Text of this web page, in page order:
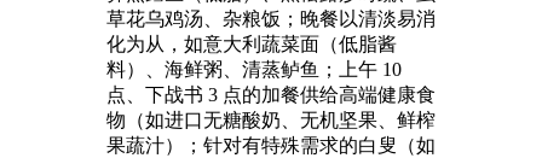
草花乌鸡汤、杂粮饭；晚餐以清淡易消
化为从，如意大利蔬菜面（低脂酱
料）、海鲜粥、清蒸鲈鱼；上午 10
点、下战书 3 点的加餐供给高端健康食
物（如进口无糖酸奶、无机坚果、鲜榨
果蔬汁）；针对有特殊需求的白叟（如